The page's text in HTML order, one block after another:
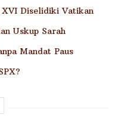
Diselidiki Vatikan
Uskup Sarah
Mandat Paus